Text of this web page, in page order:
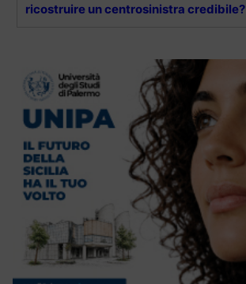
ricostruire un centrosinistra credibile?